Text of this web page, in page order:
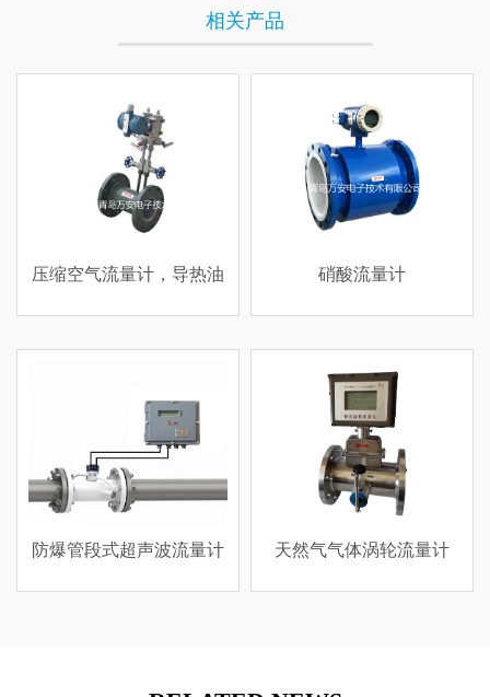
相关产品
导热油
流量计
硝酸流量计
天然气气体涡轮流量计
高精度超声波液
蒸汽流量计